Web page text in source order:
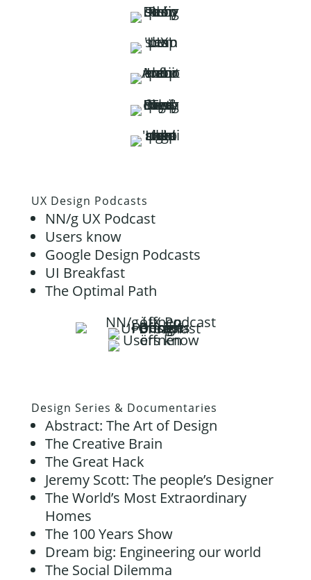
UX Design Podcasts
NN/g UX Podcast
Users know
Google Design Podcasts
UI Breakfast
The Optimal Path
Design Series & Documentaries
Abstract: The Art of Design
The Creative Brain
The Great Hack
Jeremy Scott: The people’s Designer
The World’s Most Extraordinary
Homes
The 100 Years Show
Dream big: Engineering our world
The Social Dilemma